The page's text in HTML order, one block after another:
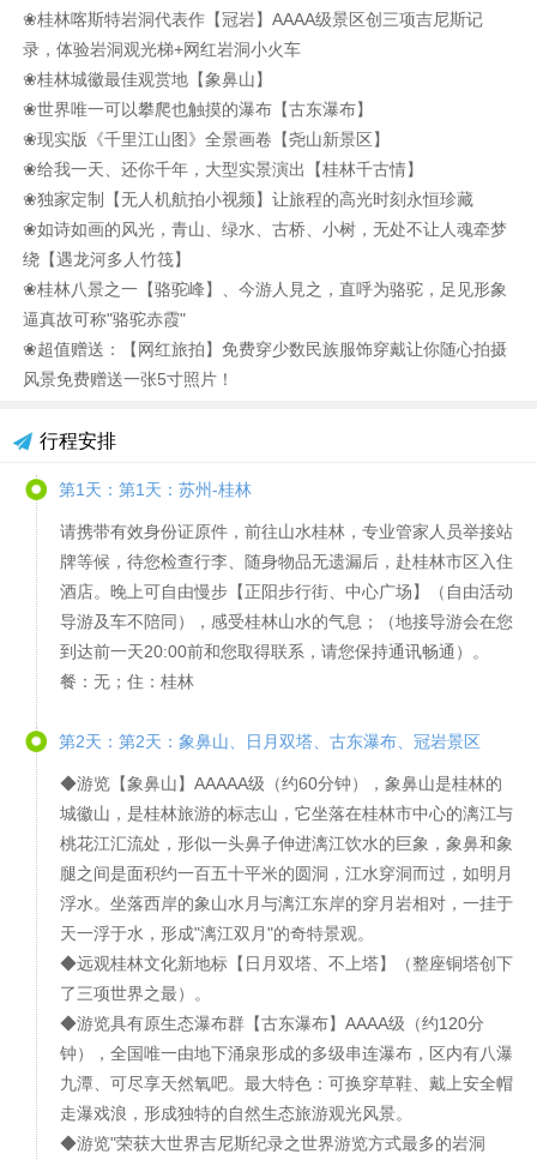
❀桂林喀斯特岩洞代表作【冠岩】AAAA级景区创三项吉尼斯记
录，体验岩洞观光梯+网红岩洞小火车
❀桂林城徽最佳观赏地【象鼻山】
❀世界唯一可以攀爬也触摸的瀑布【古东瀑布】
❀现实版《千里江山图》全景画卷【尧山新景区】
❀给我一天、还你千年，大型实景演出【桂林千古情】
❀独家定制【无人机航拍小视频】让旅程的高光时刻永恒珍藏
❀如诗如画的风光，青山、绿水、古桥、小树，无处不让人魂牵梦
绕【遇龙河多人竹筏】
❀桂林八景之一【骆驼峰】、今游人見之，直呼为骆驼，足见形象
逼真故可称"骆驼赤霞"
❀超值赠送：【网红旅拍】免费穿少数民族服饰穿戴让你随心拍摄
风景免费赠送一张5寸照片！
行程安排
第1天：第1天：苏州-桂林
请携带有效身份证原件，前往山水桂林，专业管家人员举接站
牌等候，待您检查行李、随身物品无遗漏后，赴桂林市区入住
酒店。晚上可自由慢步【正阳步行街、中心广场】（自由活动
导游及车不陪同），感受桂林山水的气息；（地接导游会在您
到达前一天20:00前和您取得联系，请您保持通讯畅通）。
餐：无；住：桂林
第2天：第2天：象鼻山、日月双塔、古东瀑布、冠岩景区
◆游览【象鼻山】AAAAA级（约60分钟），象鼻山是桂林的
城徽山，是桂林旅游的标志山，它坐落在桂林市中心的漓江与
桃花江汇流处，形似一头鼻子伸进漓江饮水的巨象，象鼻和象
腿之间是面积约一百五十平米的圆洞，江水穿洞而过，如明月
浮水。坐落西岸的象山水月与漓江东岸的穿月岩相对，一挂于
天一浮于水，形成"漓江双月"的奇特景观。
◆远观桂林文化新地标【日月双塔、不上塔】（整座铜塔创下
了三项世界之最）。
◆游览具有原生态瀑布群【古东瀑布】AAAA级（约120分
钟），全国唯一由地下涌泉形成的多级串连瀑布，区内有八瀑
九潭、可尽享天然氧吧。最大特色：可换穿草鞋、戴上安全帽
走瀑戏浪，形成独特的自然生态旅游观光风景。
◆游览"荣获大世界吉尼斯纪录之世界游览方式最多的岩洞